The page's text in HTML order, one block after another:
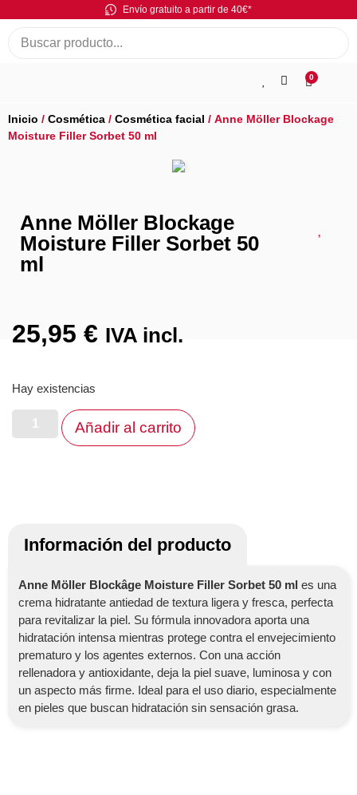
Envío gratuito a partir de 40€*
0
Inicio / Cosmética / Cosmética facial / Anne Möller Blockage
Moisture Filler Sorbet 50 ml
Anne Möller Blockage
Moisture Filler Sorbet 50
ml
25,95 € IVA incl.
Hay existencias
Añadir al carrito
Información del producto
Anne Möller Blockâge Moisture Filler Sorbet 50 ml es una
crema hidratante antiedad de textura ligera y fresca, perfecta
para revitalizar la piel. Su fórmula innovadora aporta una
hidratación intensa mientras protege contra el envejecimiento
prematuro y los agentes externos. Con una acción
rellenadora y antioxidante, deja la piel suave, luminosa y con
un aspecto más firme. Ideal para el uso diario, especialmente
en pieles que buscan hidratación sin sensación grasa.